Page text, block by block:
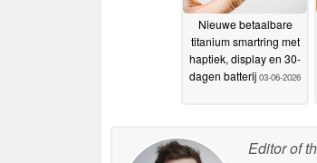
Nieuwe betaalbare
titanium smartring met
haptiek, display en 30-
dagen batterij 03-06-2026
Editor of